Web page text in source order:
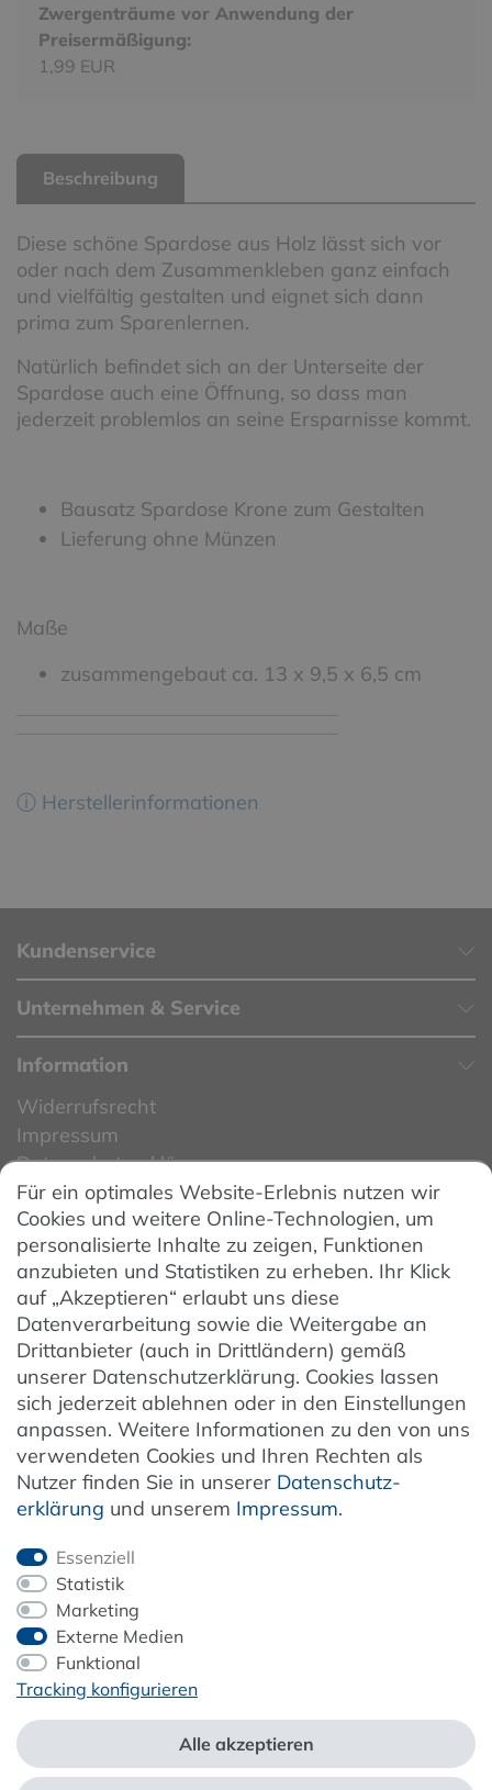
Zwergenträume vor Anwendung der
Preisermäßigung:
1,99 EUR
Beschreibung
Diese schöne Spardose aus Holz lässt sich vor
oder nach dem Zusammenkleben ganz einfach
und vielfältig gestalten und eignet sich dann
prima zum Sparenlernen.
Natürlich befindet sich an der Unterseite der
Spardose auch eine Öffnung, so dass man
jederzeit problemlos an seine Ersparnisse kommt.
Bausatz Spardose Krone zum Gestalten
Lieferung ohne Münzen
Maße
zusammengebaut ca. 13 x 9,5 x 6,5 cm
ⓘ Herstellerinformationen
Kundenservice
Unternehmen & Service
Information
Widerrufsrecht
Impressum
Datenschutzerklärung
Datenschutzeinstellungen
AGB
Barrierefreiheit
Hinweise zur Batterieentsorgung
Entsorgung von Elektro-Altgeräten
Vertrag widerrufen
Newsletter
Jetzt anmelden
ZAHLUNG & VERSAND
Für ein optimales Website-Erlebnis nutzen wir
Cookies und weitere Online-Technologien, um
personalisierte Inhalte zu zeigen, Funktionen
anzubieten und Statistiken zu erheben. Ihr Klick
auf „Akzeptieren“ erlaubt uns diese
Datenverarbeitung sowie die Weitergabe an
Drittanbieter (auch in Drittländern) gemäß
unserer Datenschutzerklärung. Cookies lassen
sich jederzeit ablehnen oder in den Einstellungen
anpassen. Weitere Informationen zu den von uns
verwendeten Cookies und Ihren Rechten als
Nutzer finden Sie in unserer Daten­schutz­
erklärung und unserem Impressum.
Essenziell
Statistik
Marketing
Externe Medien
Funktional
Tracking konfigurieren
Alle akzeptieren